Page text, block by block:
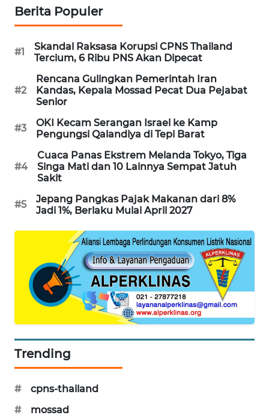
Berita Populer
#1
Skandal Raksasa Korupsi CPNS Thailand
Tercium, 6 Ribu PNS Akan Dipecat
#2
Rencana Gulingkan Pemerintah Iran
Kandas, Kepala Mossad Pecat Dua Pejabat
Senior
#3
OKI Kecam Serangan Israel ke Kamp
Pengungsi Qalandiya di Tepi Barat
#4
Cuaca Panas Ekstrem Melanda Tokyo, Tiga
Singa Mati dan 10 Lainnya Sempat Jatuh
Sakit
#5
Jepang Pangkas Pajak Makanan dari 8%
Jadi 1%, Berlaku Mulai April 2027
Trending
#
cpns-thailand
#
mossad
METRO
SIANTAR
METRO
MEDAN
NEWS
METRO
JAKARTA
KRT
NEWS
JURNAL
MARITIM
HUMBANG
NEWS
GARONGGANG
NEWS
ID